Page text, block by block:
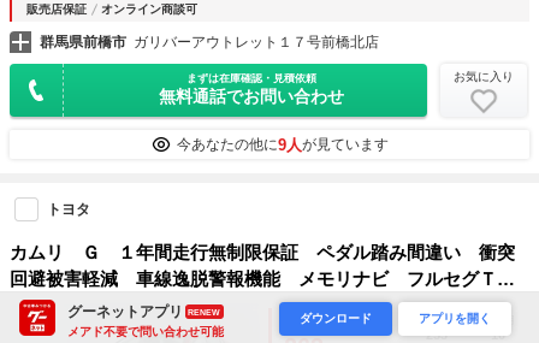
販売店保証 オンライン商談可
群馬県前橋市 ガリバーアウトレット１７号前橋北店
まずは在庫確認・見積依頼
無料通話でお問い合わせ
お気に入り
今あなたの他に9人が見ています
トヨタ
カムリ Ｇ １年間走行無制限保証 ペダル踏み間違い 衝突
回避被害軽減 車線逸脱警報機能 メモリナビ フルセグＴ
Ｖ バックカメラ ＥＴＣ クルーズコントロール ＬＥＤヘ
ッドライト ＤＶＤ再生 スマートキー
支払総額(税込) 本体価格
253
諸費用
10
グーネットアプリ RENEW
メアド不要で問い合わせ可能
ダウンロード アプリを開く